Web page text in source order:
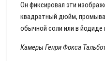
Он фиксировал эти
квадратный дюйм,
обычной соли или в йодиде
Камеры Генри Фокса